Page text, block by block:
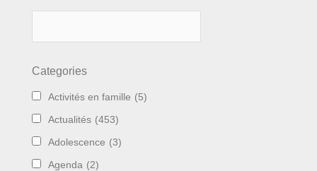
Categories
Activités en famille (5)
Actualités (453)
Adolescence (3)
Agenda (2)